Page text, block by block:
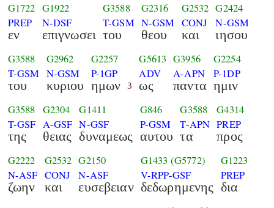
G1722
PREP
εν
G1922
N-DSF
επιγνωσει
G3588
T-GSM
του
G2316
N-GSM
θεου
G2532
CONJ
και
G2424
N-GSM
ιησου
G3588
T-GSM
του
G2962
N-GSM
κυριου
G2257
P-1GP
ημων 3
G5613
ADV
ως
G3956
A-APN
παντα
G2254
P-1DP
ημιν
G3588
T-GSF
της
G2304
A-GSF
θειας
G1411
N-GSF
δυναμεως
G846
P-GSM
αυτου
G3588
T-APN
τα
G4314
PREP
προς
G2222
N-ASF
ζωην
G2532
CONJ
και
G2150
N-ASF
ευσεβειαν
G1433 (G5772)
V-RPP-GSF
δεδωρημενης
G1223
PREP
δια